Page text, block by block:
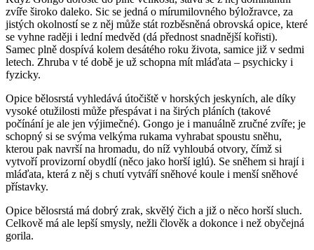
zvíře široko daleko. Sic se jedná o mírumilovného býložravce, za
jistých okolností se z něj může stát rozběsněná obrovská opice, které
se vyhne raději i lední medvěd (dá přednost snadnější kořisti).
Samec plně dospívá kolem desátého roku života, samice již v sedmi
letech. Zhruba v té době je už schopna mít mláďata – psychicky i
fyzicky.
Opice bělosrstá vyhledává útočiště v horských jeskyních, ale díky
vysoké otužilosti může přespávat i na širých pláních (takové
počínání je ale jen výjimečné). Gongo je i manuálně zručné zvíře; je
schopný si se svýma velkýma rukama vyhrabat spoustu sněhu,
kterou pak navrší na hromadu, do níž vyhloubá otvory, čímž si
vytvoří provizorní obydlí (něco jako horší iglú). Se sněhem si hrají i
mláďata, která z něj s chutí vytváří sněhové koule i menší sněhové
přístavky.
Opice bělosrstá má dobrý zrak, skvělý čich a již o něco horší sluch.
Celkově má ale lepší smysly, nežli člověk a dokonce i než obyčejná
gorila.